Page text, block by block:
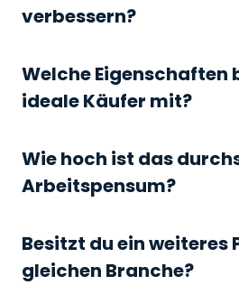
verbessern?
Welche Eigenschaften
ideale Käufer mit?
Wie hoch ist das
Arbeitspensum?
Besitzt du ein weiteres
gleichen Branche?